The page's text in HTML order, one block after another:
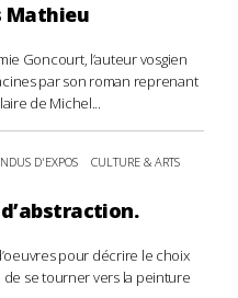
Mathieu
Goncourt, l’auteur vosgien
par son roman reprenant
de Michel...
D'EXPOS
CULTURE & ARTS
pour décrire le choix
de se tourner vers la peinture